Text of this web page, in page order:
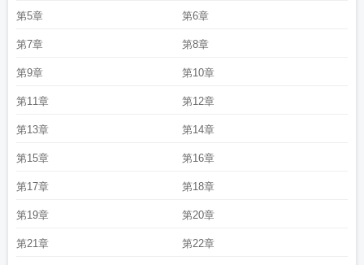
第5章 第6章
第7章 第8章
第9章 第10章
第11章 第12章
第13章 第14章
第15章 第16章
第17章 第18章
第19章 第20章
第21章 第22章